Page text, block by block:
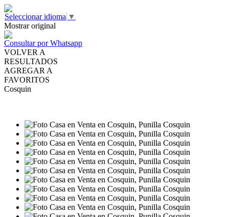
Seleccionar idioma ▼
Mostrar original
Consultar por Whatsapp
VOLVER A
RESULTADOS
AGREGAR A
FAVORITOS
Cosquin